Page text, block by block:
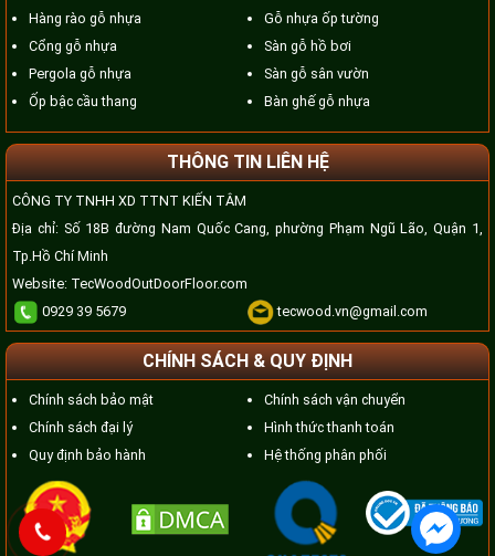
Hàng rào gỗ nhựa
Cổng gỗ nhựa
Pergola gỗ nhựa
Ốp bậc cầu thang
Gỗ nhựa ốp tường
Sàn gỗ hồ bơi
Sàn gỗ sân vườn
Bàn ghế gỗ nhựa
THÔNG TIN LIÊN HỆ
CÔNG TY TNHH XD TTNT KIẾN TÂM
Địa chỉ: Số 18B đường Nam Quốc Cang, phường Phạm Ngũ Lão, Quận 1,
Tp.Hồ Chí Minh
Website: TecWoodOutDoorFloor.com
0929 39 5679
tecwood.vn@gmail.com
CHÍNH SÁCH & QUY ĐỊNH
Chính sách bảo mật
Chính sách đại lý
Quy định bảo hành
Chính sách vận chuyển
Hình thức thanh toán
Hệ thống phân phối